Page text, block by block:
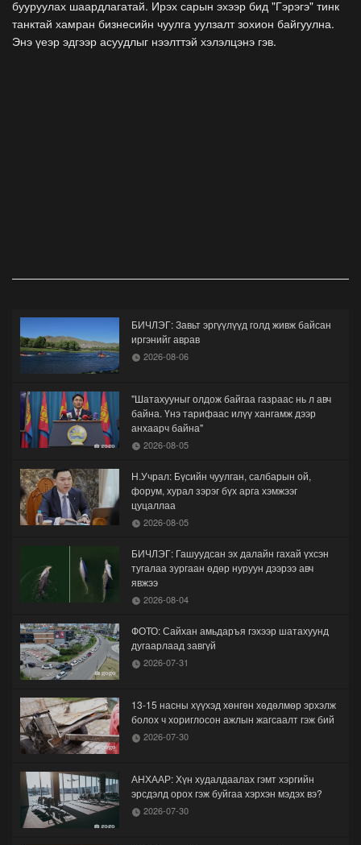
бууруулах шаардлагатай. Ирэх сарын эхээр бид "Гэрэгэ" тинк
танктай хамран бизнесийн чуулга уулзалт зохион байгуулна.
Энэ үеэр эдгээр асуудлыг нээлттэй хэлэлцэнэ гэв.
БИЧЛЭГ: Завьт эргүүлүүд голд живж байсан
иргэнийг аврав
2026-08-06
"Шатахууныг олдож байгаа газраас нь л авч
байна. Үнэ тарифаас илүү хангамж дээр
анхаарч байна"
2026-08-05
Н.Учрал: Бүсийн чуулган, салбарын ой,
форум, хурал зэрэг бүх арга хэмжээг
цуцаллаа
2026-08-05
БИЧЛЭГ: Гашуудсан эх далайн гахай үхсэн
тугалаа зургаан өдөр нуруун дээрээ авч
явжээ
2026-08-04
ФОТО: Сайхан амьдаръя гэхээр шатахуунд
дугаарлаад завгүй
2026-07-31
13-15 насны хүүхэд хөнгөн хөдөлмөр эрхэлж
болох ч хориглосон ажлын жагсаалт гэж бий
2026-07-30
АНХААР: Хүн худалдаалах гэмт хэргийн
эрсдэлд орох гэж буйгаа хэрхэн мэдэх вэ?
2026-07-30